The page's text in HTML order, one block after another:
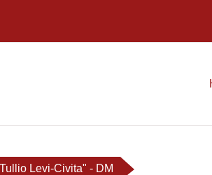
Levi-Civita" - DM